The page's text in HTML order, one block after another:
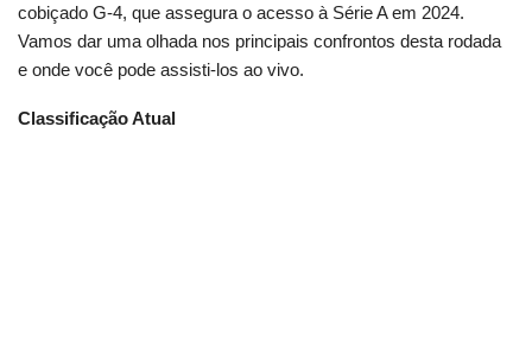
cobiçado G-4, que assegura o acesso à Série A em 2024.
Vamos dar uma olhada nos principais confrontos desta rodada
e onde você pode assisti-los ao vivo.
Classificação Atual